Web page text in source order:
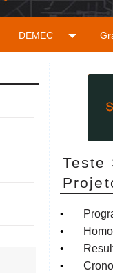
DEMEC
Teste
•
•
•
•